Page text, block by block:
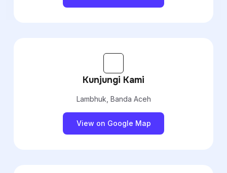
Kunjungi Kami
Lambhuk, Banda Aceh
View on Google Map